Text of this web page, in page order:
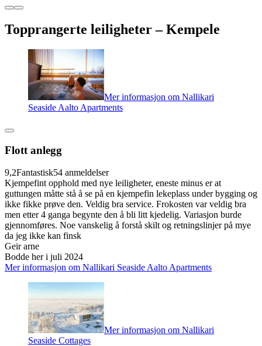
Topprangerte leiligheter – Kempele
Mer informasjon om Nallikari
Seaside Aalto Apartments
Flott anlegg
9,2Fantastisk54 anmeldelser
Kjempefint opphold med nye leiligheter, eneste minus er at
guttungen måtte stå å se på en kjempefin lekeplass under bygging og
ikke fikke prøve den. Veldig bra service. Frokosten var veldig bra
men etter 4 ganga begynte den å bli litt kjedelig. Variasjon burde
gjennomføres. Noe vanskelig å forstå skilt og retningslinjer på mye
da jeg ikke kan finsk
Geir arne
Bodde her i juli 2024
Mer informasjon om Nallikari Seaside Aalto Apartments
Mer informasjon om Nallikari
Seaside Cottages